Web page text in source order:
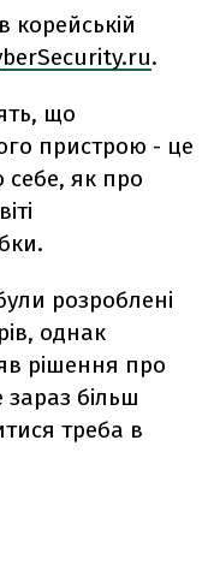
.
що
пристрою - це
себе, як про
розроблені
однак
рішення про
більш
треба в